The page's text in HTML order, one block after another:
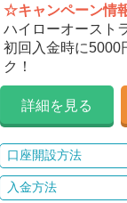
☆キャンペーン情
ハイローオースト
初回入金時に5000
ク！
詳細を見る
口座開設方法
入金方法